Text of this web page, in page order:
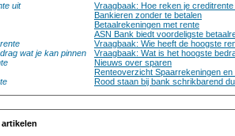
uit
Vraagbaak: Hoe reken je creditrente
Bankieren zonder te betalen
Betaalrekeningen met rente
ASN Bank biedt voordeligste
Vraagbaak: Wie heeft de hoogste
wat je kan pinnen
Vraagbaak: Wat is het hoogste
Nieuws over sparen
Renteoverzicht Spaarrekeningen en
Rood staan bij bank schrikbarend